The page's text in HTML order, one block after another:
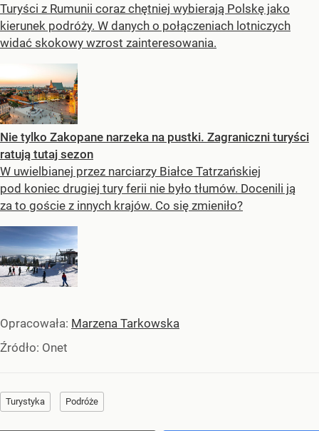
Turyści z Rumunii coraz chętniej wybierają Polskę jako
kierunek podróży. W danych o połączeniach lotniczych
widać skokowy wzrost zainteresowania.
Nie tylko Zakopane narzeka na pustki. Zagraniczni turyści
ratują tutaj sezon
W uwielbianej przez narciarzy Białce Tatrzańskiej
pod koniec drugiej tury ferii nie było tłumów. Docenili ją
za to goście z innych krajów. Co się zmieniło?
Opracowała: Marzena Tarkowska
Źródło: Onet
Turystyka Podróże